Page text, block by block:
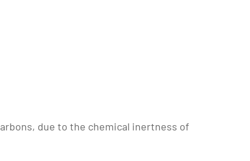
due to the chemical inertness of